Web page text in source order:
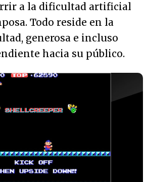
a la dificultad artificial
Todo reside en la
generosa e incluso
hacia su público.